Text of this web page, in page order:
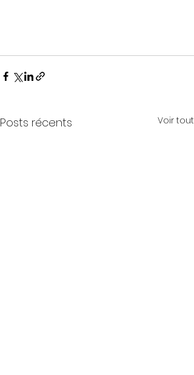
Posts récents Voir tout